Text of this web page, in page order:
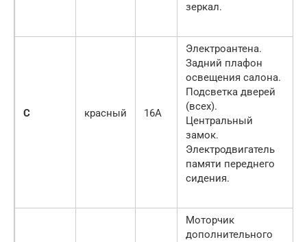
зеркал.
C красный 16A
Электроантена.
Задний плафон
освещения салона.
Подсветка дверей
(всех).
Центральный
замок.
Электродвигатель
памяти переднего
сидения.
Моторчик
дополнительного